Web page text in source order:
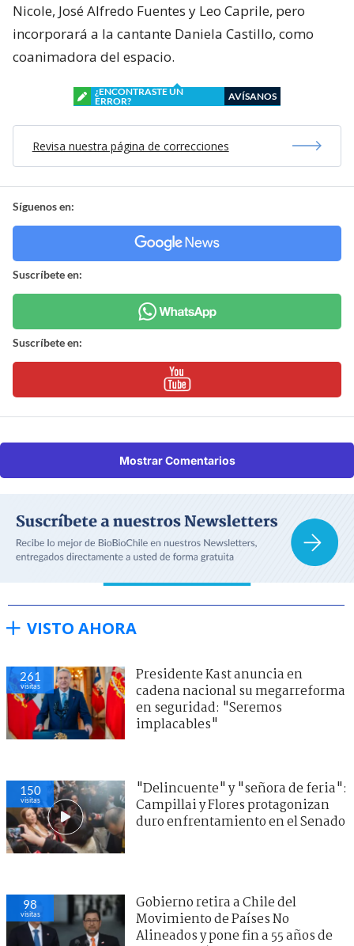
Nicole, José Alfredo Fuentes y Leo Caprile, pero
incorporará a la cantante Daniela Castillo, como
coanimadora del espacio.
¿ENCONTRASTE UN
ERROR?
AVÍSANOS
Revisa nuestra página de correcciones
Síguenos en:
Suscríbete en:
Suscríbete en:
Mostrar Comentarios
VISTO AHORA
261
visitas
Presidente Kast anuncia en
cadena nacional su megarreforma
en seguridad: "Seremos
implacables"
150
visitas
"Delincuente" y "señora de feria":
Campillai y Flores protagonizan
duro enfrentamiento en el Senado
98
visitas
Gobierno retira a Chile del
Movimiento de Países No
Alineados y pone fin a 55 años de